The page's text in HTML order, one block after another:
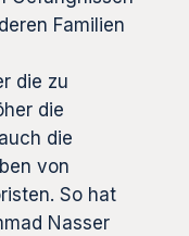
Familien
die zu
die
die
von
So hat
Nasser